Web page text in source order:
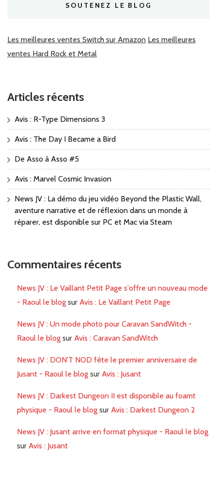
SOUTENEZ LE BLOG
Les meilleures ventes Switch sur Amazon Les meilleures
ventes Hard Rock et Metal
Articles récents
Avis : R-Type Dimensions 3
Avis : The Day I Became a Bird
De Asso à Asso #5
Avis : Marvel Cosmic Invasion
News JV : La démo du jeu vidéo Beyond the Plastic Wall,
aventure narrative et de réflexion dans un monde à
réparer, est disponible sur PC et Mac via Steam
Commentaires récents
News JV : Le Vaillant Petit Page s'offre un nouveau mode
- Raoul le blog sur Avis : Le Vaillant Petit Page
News JV : Un mode photo pour Caravan SandWitch -
Raoul le blog sur Avis : Caravan SandWitch
News JV : DON'T NOD fête le premier anniversaire de
Jusant - Raoul le blog sur Avis : Jusant
News JV : Darkest Dungeon II est disponible au foamt
physique - Raoul le blog sur Avis : Darkest Dungeon 2
News JV : Jusant arrive en format physique - Raoul le blog
sur Avis : Jusant